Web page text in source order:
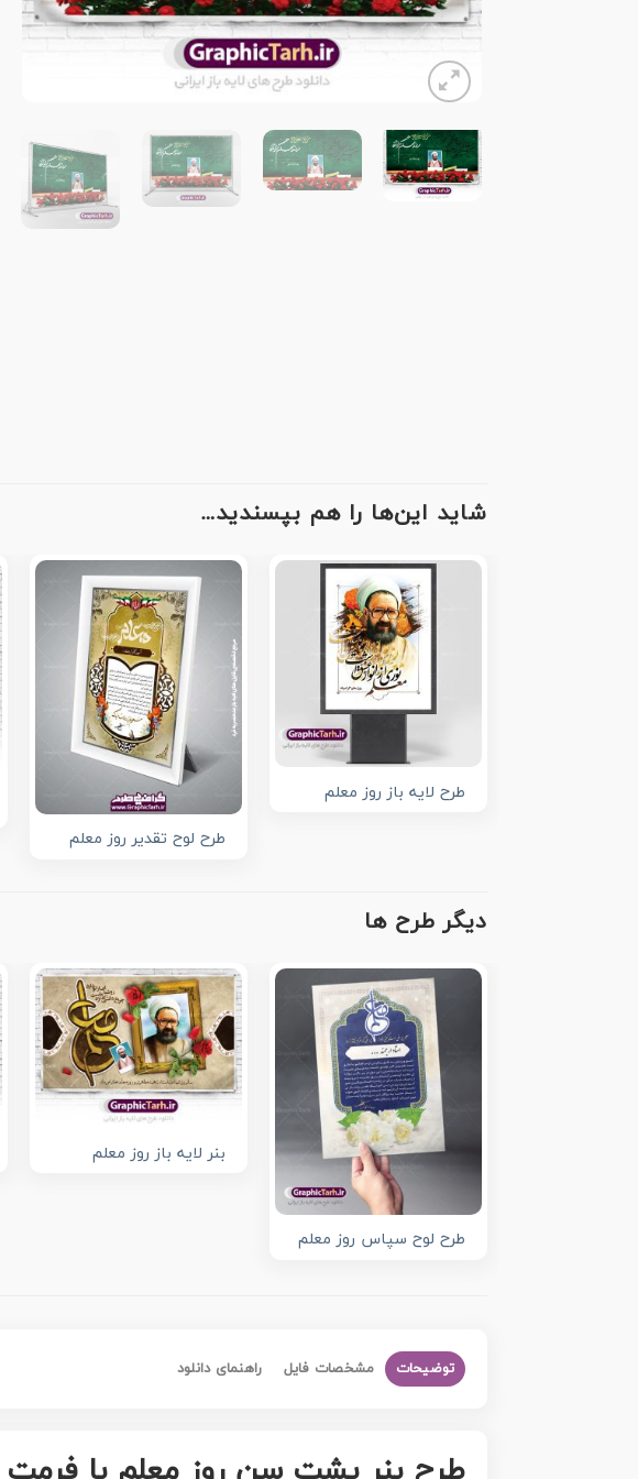
شاید این‌ها را هم بپسندید…
طرح لایه باز روز معلم
طرح لوح تقدیر روز معلم
دیگر طرح ها
طرح لوح سپاس روز معلم
بنر لایه باز روز معلم
توضیحات مشخصات فایل راهنمای دانلود